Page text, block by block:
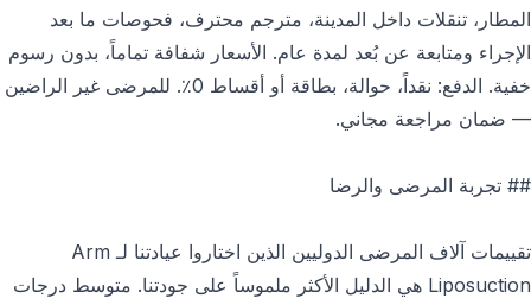
المطار، تنقلات داخل المدينة، مترجم محترف، فحوصات ما بعد
الإجراء ومتابعة عن بُعد لمدة عام. الأسعار شفافة تماماً، بدون رسوم
خفية. الدفع: نقداً، حوالة، بطاقة أو أقساط 0٪. للمرضى غير الراضين
— ضمان مراجعة مجاني.
## تجربة المرضى والرضا
تقييمات آلاف المرضى الدوليين الذين اختاروا عيادتنا لـ Arm
Liposuction هي الدليل الأكثر ملموساً على جودتنا. متوسط درجات